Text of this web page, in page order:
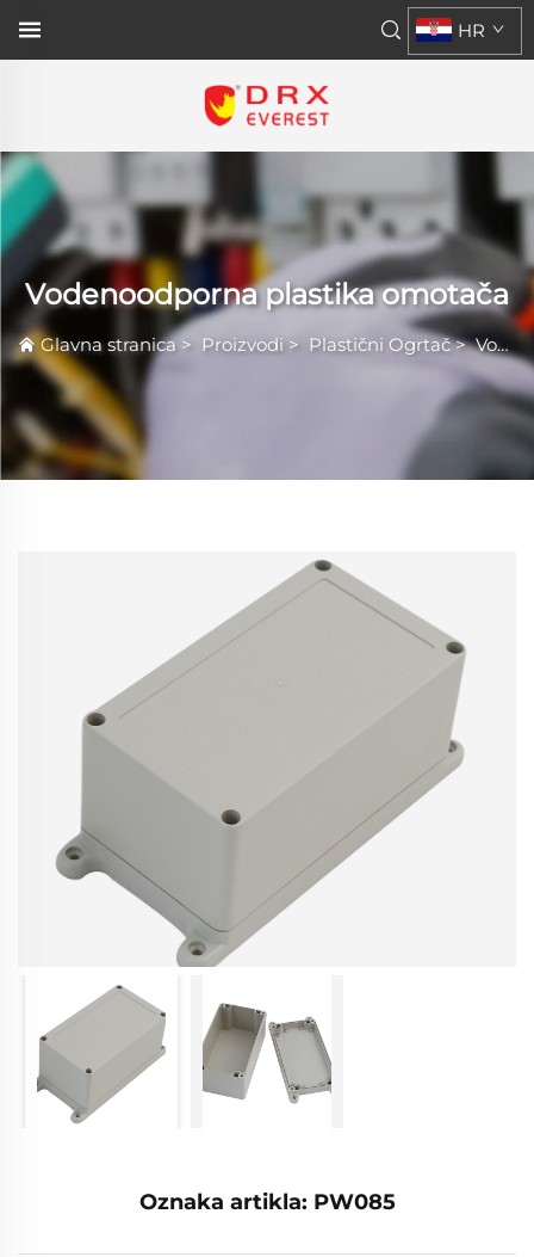
HR
Vodenoodporna plastika omotača
Glavna stranica > Proizvodi> Plastični Ogrtač>Vodenoodporna plastika omotača
Oznaka artikla: PW085